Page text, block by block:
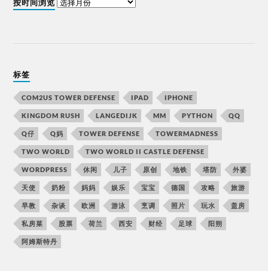
按时间浏览
标签
COM2US TOWER DEFENSE IPAD IPHONE
KINGDOM RUSH LANGEDIJK MM PYTHON QQ
Q仔 Q妈 TOWER DEFENSE TOWERMADNESS
TWO WORLD TWO WORLD II CASTLE DEFENSE
WORDPRESS 休闲 儿子 原创 地铁 塔防 外婆
天使 奶粉 妈妈 娱乐 宝宝 德国 攻略 旅游
早教 杂谈 欧洲 游泳 烹调 照片 玩水 盖房
私房菜 股票 荷兰 西安 财经 足球 阳朔
阿姆斯特丹